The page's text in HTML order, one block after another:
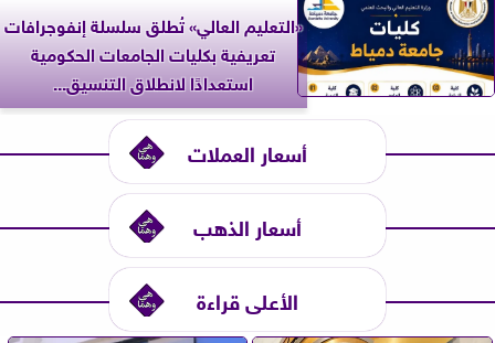
«التعليم العالي» تُطلق سلسلة إنفوجرافات
تعريفية بكليات الجامعات الحكومية
استعدادًا لانطلاق التنسيق...
أسعار العملات
أسعار الذهب
الأعلى قراءة